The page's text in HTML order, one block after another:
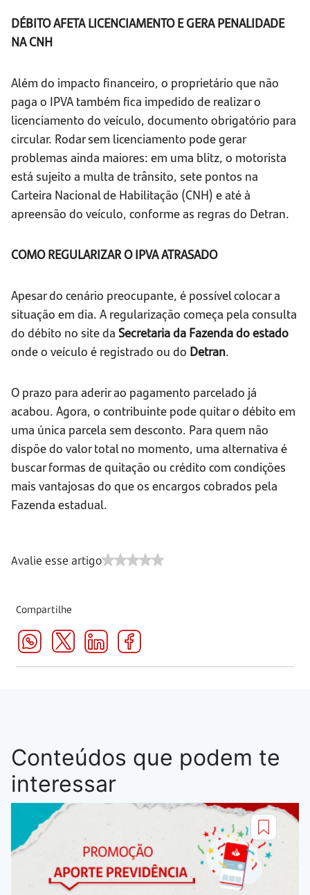
DÉBITO AFETA LICENCIAMENTO E GERA PENALIDADE
NA CNH
Além do impacto financeiro, o proprietário que não
paga o IPVA também fica impedido de realizar o
licenciamento do veículo, documento obrigatório para
circular. Rodar sem licenciamento pode gerar
problemas ainda maiores: em uma blitz, o motorista
está sujeito a multa de trânsito, sete pontos na
Carteira Nacional de Habilitação (CNH) e até à
apreensão do veículo, conforme as regras do Detran.
COMO REGULARIZAR O IPVA ATRASADO
Apesar do cenário preocupante, é possível colocar a
situação em dia. A regularização começa pela consulta
do débito no site da Secretaria da Fazenda do estado
onde o veículo é registrado ou do Detran.
O prazo para aderir ao pagamento parcelado já
acabou. Agora, o contribuinte pode quitar o débito em
uma única parcela sem desconto. Para quem não
dispõe do valor total no momento, uma alternativa é
buscar formas de quitação ou crédito com condições
mais vantajosas do que os encargos cobrados pela
Fazenda estadual.
Avalie esse artigo
Compartilhe
Conteúdos que podem te
interessar